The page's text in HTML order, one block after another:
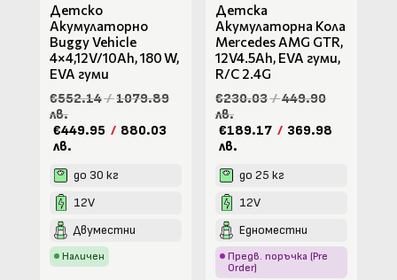
Детско
Акумулаторно
Buggy Vehicle
4×4,12V/10Ah, 180 W,
ЕVA гуми
€552.14/1079.89
лв.
€449.95 / 880.03
лв.
до 30 кг
12V
Двуместни
Наличен
Детска
Акумулаторна Кола
Mercedes AMG GTR,
12V4.5Ah, EVA гуми,
R/C 2.4G
€230.03/449.90
лв.
€189.17 / 369.98
лв.
до 25 кг
12V
Едноместни
Предв. поръчка (Pre
Order)